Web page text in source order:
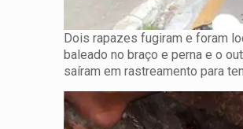
Dois rapazes fugiram e foram
baleado no braço e perna e o
saíram em rastreamento para